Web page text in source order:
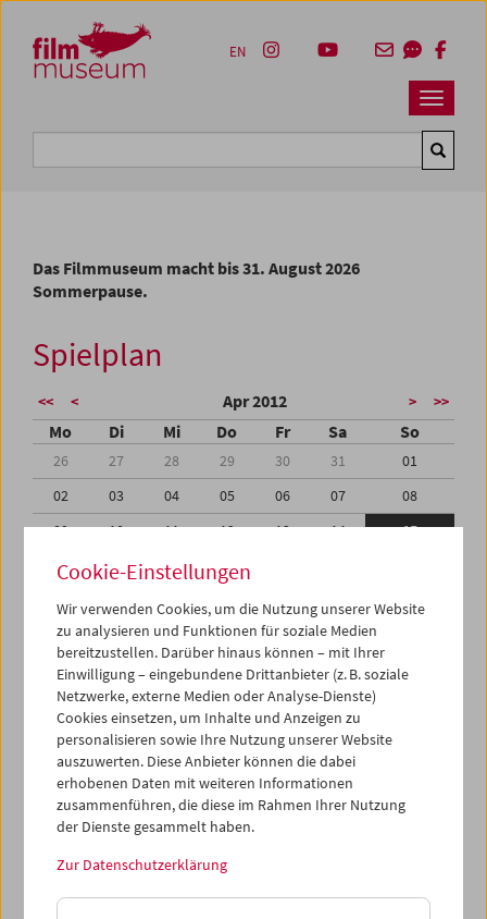
Zum Inhalt
Zum Hauptmenü
Zur Servicenavigation
Zum Suche
Navbar
EN
Das Filmmuseum macht bis 31. August 2026
Sommerpause.
Spielplan
<< < Apr 2012 > >>
Mo Di Mi Do Fr Sa So
26 27 28 29 30 31
01
02
03 04 05 06 07
08
09
10 11 12 13 14
15
16
17 18 19
23
25 27
29
30
01 02 03 04 05
iCalender
Programmheft-PDF
English language or subtitles
< Vorherige Woche
Mo 9.4.
Cookie-Einstellungen
Wir verwenden Cookies, um die Nutzung unserer Website
zu analysieren und Funktionen für soziale Medien
bereitzustellen. Darüber hinaus können – mit Ihrer
Einwilligung – eingebundene Drittanbieter (z. B. soziale
Netzwerke, externe Medien oder Analyse-Dienste)
Cookies einsetzen, um Inhalte und Anzeigen zu
personalisieren sowie Ihre Nutzung unserer Website
auszuwerten. Diese Anbieter können die dabei
erhobenen Daten mit weiteren Informationen
zusammenführen, die diese im Rahmen Ihrer Nutzung
der Dienste gesammelt haben.
Zur Datenschutzerklärung